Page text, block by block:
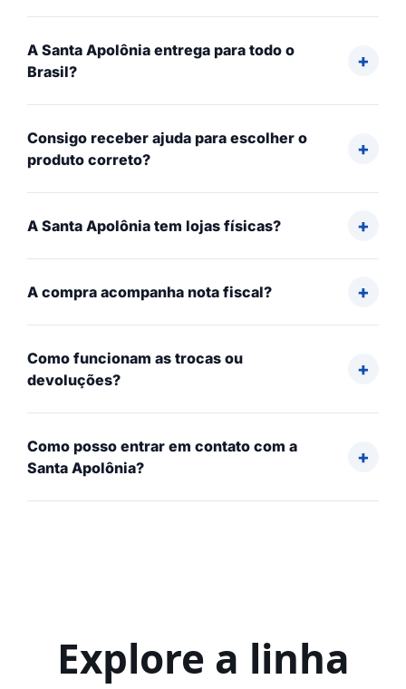
A Santa Apolônia entrega para todo o
Brasil?
Consigo receber ajuda para escolher o
produto correto?
A Santa Apolônia tem lojas físicas?
A compra acompanha nota fiscal?
Como funcionam as trocas ou
devoluções?
Como posso entrar em contato com a
Santa Apolônia?
Explore a linha